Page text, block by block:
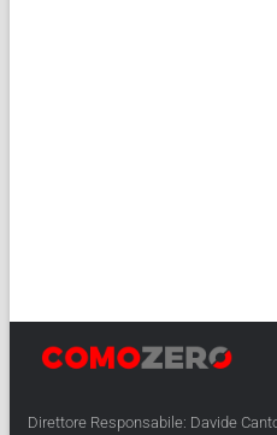
Direttore Responsabile: Davide